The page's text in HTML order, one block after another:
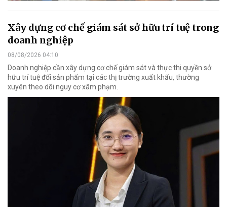
Xây dựng cơ chế giám sát sở hữu trí tuệ trong
doanh nghiệp
08/08/2026 04:10
Doanh nghiệp cần xây dựng cơ chế giám sát và thực thi quyền sở
hữu trí tuệ đối sản phẩm tại các thị trường xuất khẩu, thường
xuyên theo dõi nguy cơ xâm phạm.